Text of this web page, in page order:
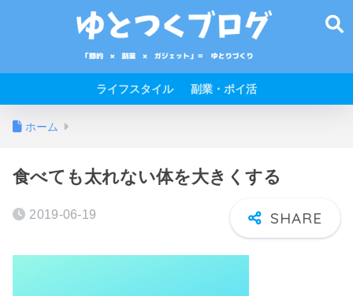
ライフスタイル 副業・ポイ活
ホーム
食べても太れない体を大きくする
2019-06-19